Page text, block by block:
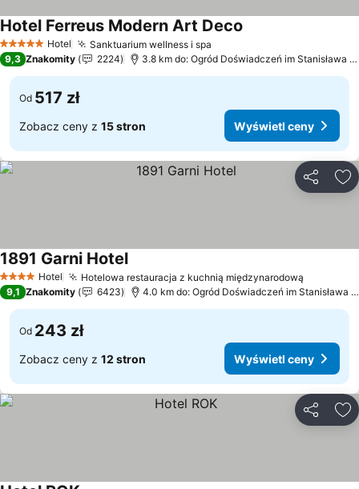
5 KategoriaHotel Sanktuarium wellness i spa
Hotel Ferreus Modern Art Deco
9,3 Znakomity 2224 3.8 km do: Ogród Doświadczeń im Stanisława Lema
Od 517 zł
Zobacz ceny z 15 stron Wyświetl ceny
4 KategoriaHotel Hotelowa restauracja z kuchnią międzynarodową
1891 Garni Hotel
9,1 Znakomity 6423 4.0 km do: Ogród Doświadczeń im Stanisława Lema
Od 243 zł
Zobacz ceny z 12 stron Wyświetl ceny